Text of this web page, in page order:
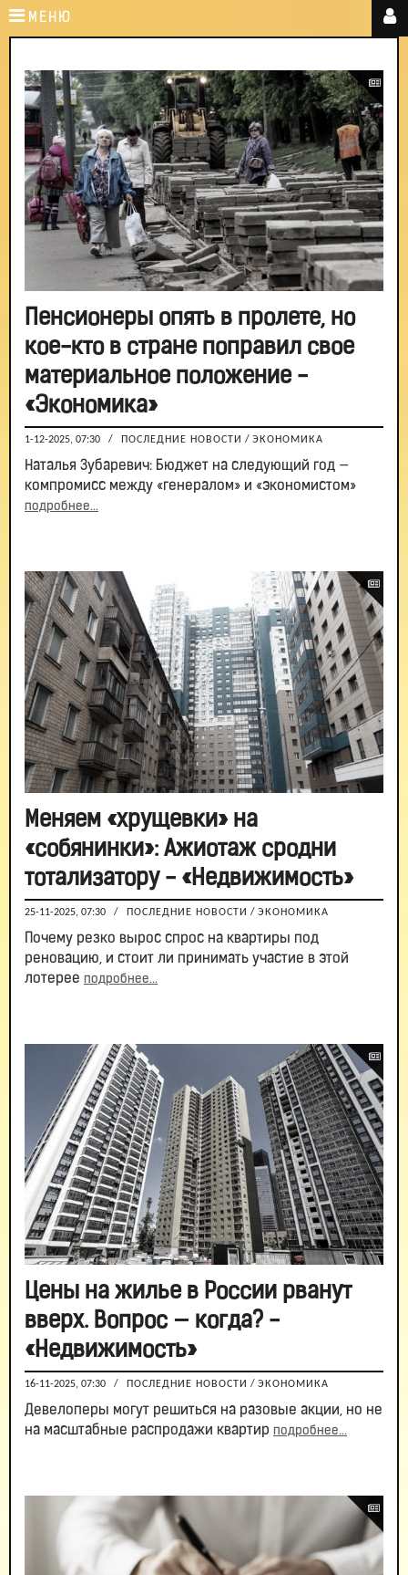
МЕНЮ
Пенсионеры опять в пролете, но
кое-кто в стране поправил свое
материальное положение -
«Экономика»
1-12-2025, 07:30 / ПОСЛЕДНИЕ НОВОСТИ / ЭКОНОМИКА
Наталья Зубаревич: Бюджет на следующий год —
компромисс между «генералом» и «экономистом»
подробнее...
Меняем «хрущевки» на
«собянинки»: Ажиотаж сродни
тотализатору - «Недвижимость»
25-11-2025, 07:30 / ПОСЛЕДНИЕ НОВОСТИ / ЭКОНОМИКА
Почему резко вырос спрос на квартиры под
реновацию, и стоит ли принимать участие в этой
лотерее подробнее...
Цены на жилье в России рванут
вверх. Вопрос — когда? -
«Недвижимость»
16-11-2025, 07:30 / ПОСЛЕДНИЕ НОВОСТИ / ЭКОНОМИКА
Девелоперы могут решиться на разовые акции, но не
на масштабные распродажи квартир подробнее...